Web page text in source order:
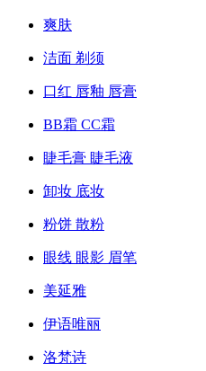
爽肤
洁面 剃须
口红 唇釉 唇膏
BB霜 CC霜
睫毛膏 睫毛液
卸妆 底妆
粉饼 散粉
眼线 眼影 眉笔
美延雅
伊语唯丽
洛梵诗